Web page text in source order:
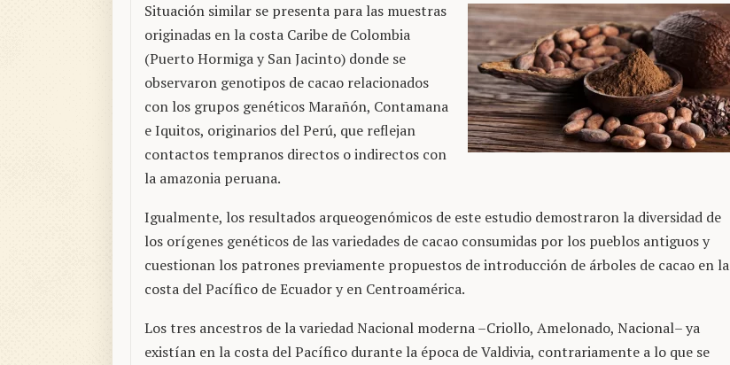
Situación similar se presenta para las muestras
originadas en la costa Caribe de Colombia
(Puerto Hormiga y San Jacinto) donde se
observaron genotipos de cacao relacionados
con los grupos genéticos Marañón, Contamana
e Iquitos, originarios del Perú, que reflejan
contactos tempranos directos o indirectos con
la amazonia peruana.
Igualmente, los resultados arqueogenómicos de este estudio demostraron la diversidad de
los orígenes genéticos de las variedades de cacao consumidas por los pueblos antiguos y
cuestionan los patrones previamente propuestos de introducción de árboles de cacao en la
costa del Pacífico de Ecuador y en Centroamérica.
Los tres ancestros de la variedad Nacional moderna –Criollo, Amelonado, Nacional– ya
existían en la costa del Pacífico durante la época de Valdivia, contrariamente a lo que se